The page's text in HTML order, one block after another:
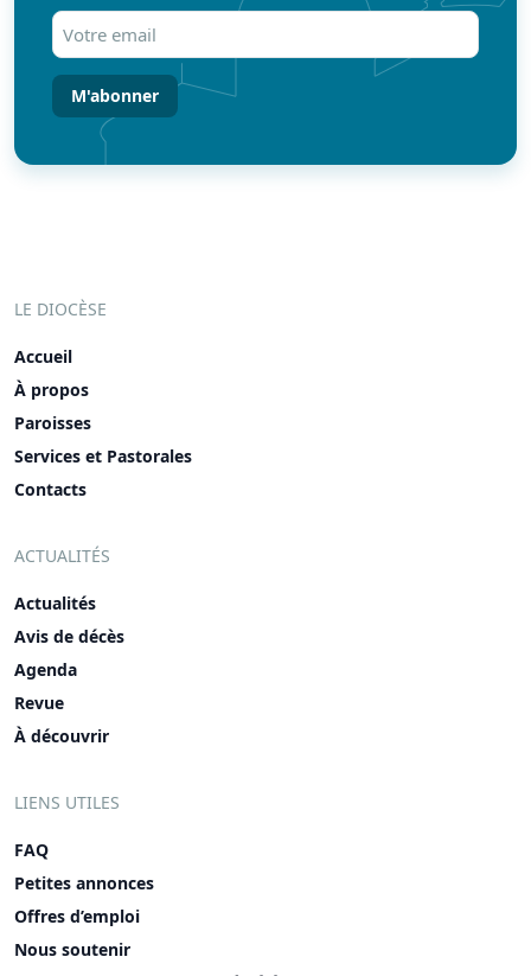
Votre
email
(Nécessaire)
LE DIOCÈSE
Accueil
À propos
Paroisses
Services et Pastorales
Contacts
ACTUALITÉS
Actualités
Avis de décès
Agenda
Revue
À découvrir
LIENS UTILES
FAQ
Petites annonces
Offres d’emploi
Nous soutenir